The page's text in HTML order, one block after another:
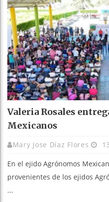
Valeria Rosales
Mexicanos
Mary Jose Díaz Flores
En el ejido Agrónomos
provenientes de los ejidos
...